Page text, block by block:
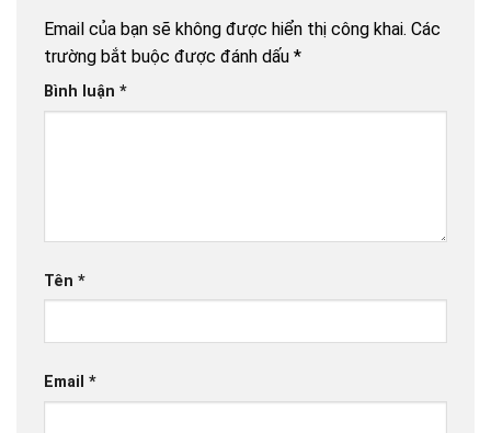
Email của bạn sẽ không được hiển thị công khai. Các
trường bắt buộc được đánh dấu *
Bình luận *
Tên *
Email *